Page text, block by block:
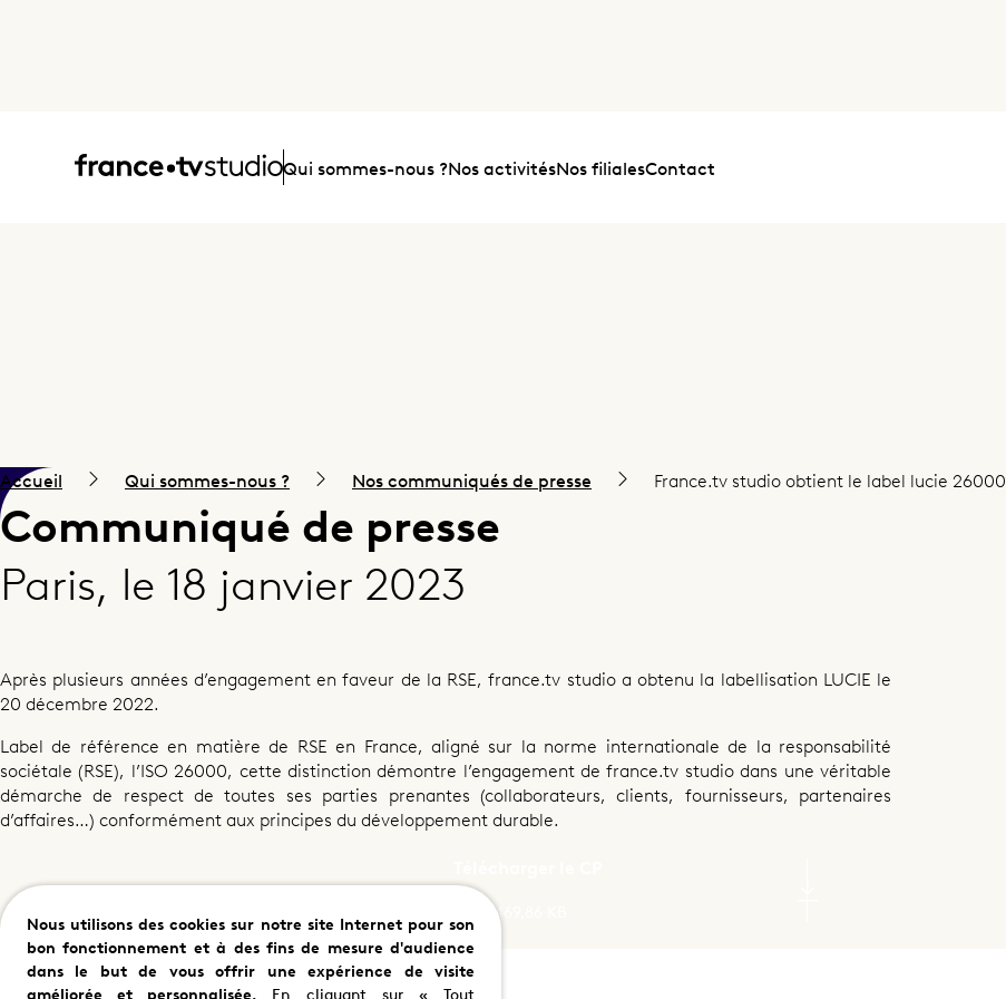
Accueil Qui sommes-nous ?Nos activitésNos filialesContact
france.tv studio obtient le label Lucie
26000
Accueil Qui sommes-nous ? Nos communiqués de presse France.tv studio obtient le label lucie 26000
Communiqué de presse
Paris, le 18 janvier 2023
Après plusieurs années d’engagement en faveur de la RSE, france.tv studio a obtenu la labellisation LUCIE le
20 décembre 2022.
Label de référence en matière de RSE en France, aligné sur la norme internationale de la responsabilité
sociétale (RSE), l’ISO 26000, cette distinction démontre l’engagement de france.tv studio dans une véritable
démarche de respect de toutes ses parties prenantes (collaborateurs, clients, fournisseurs, partenaires
d’affaires…) conformément aux principes du développement durable.
PDF | 469,86 KB
Nous utilisons des cookies sur notre site Internet pour son
bon fonctionnement et à des fins de mesure d'audience
dans le but de vous offrir une expérience de visite
améliorée et personnalisée. En cliquant sur « Tout